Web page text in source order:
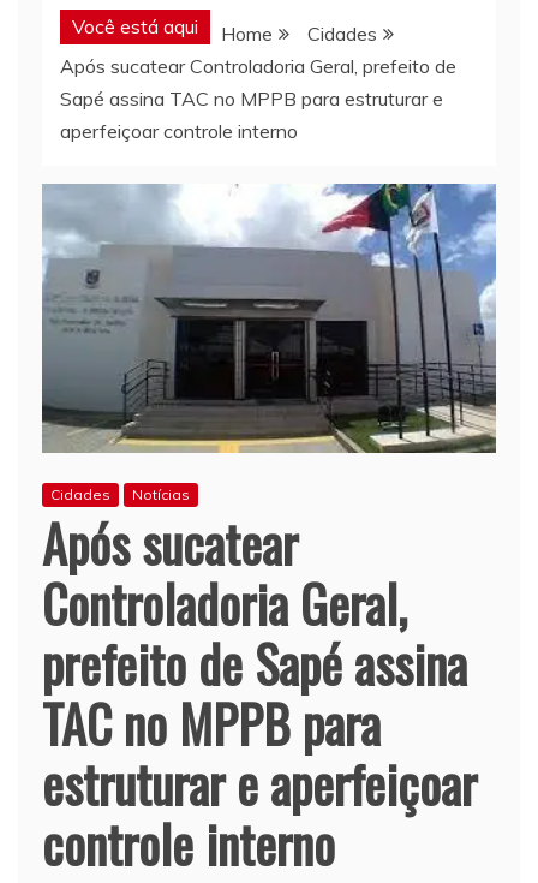
Você está aqui Home
Cidades
Após sucatear Controladoria Geral, prefeito de
Sapé assina TAC no MPPB para estruturar e
aperfeiçoar controle interno
Cidades Notícias
Após sucatear
Controladoria Geral,
prefeito de Sapé assina
TAC no MPPB para
estruturar e aperfeiçoar
controle interno